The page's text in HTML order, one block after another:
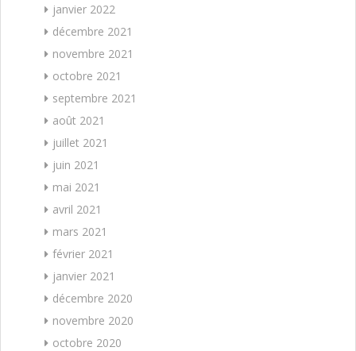
janvier 2022
décembre 2021
novembre 2021
octobre 2021
septembre 2021
août 2021
juillet 2021
juin 2021
mai 2021
avril 2021
mars 2021
février 2021
janvier 2021
décembre 2020
novembre 2020
octobre 2020